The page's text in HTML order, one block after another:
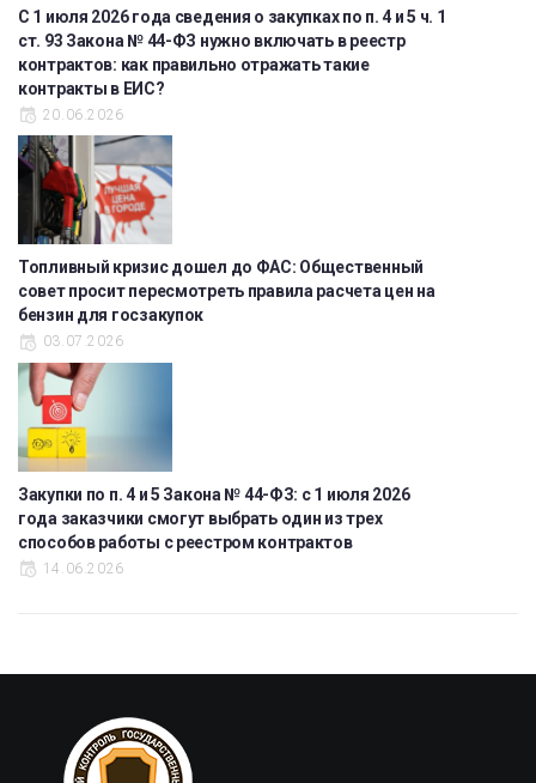
С 1 июля 2026 года сведения о закупках по п. 4 и 5 ч. 1
ст. 93 Закона № 44-ФЗ нужно включать в реестр
контрактов: как правильно отражать такие
контракты в ЕИС?
20.06.2026
Топливный кризис дошел до ФАС: Общественный
совет просит пересмотреть правила расчета цен на
бензин для госзакупок
03.07.2026
Закупки по п. 4 и 5 Закона № 44-ФЗ: с 1 июля 2026
года заказчики смогут выбрать один из трех
способов работы с реестром контрактов
14.06.2026